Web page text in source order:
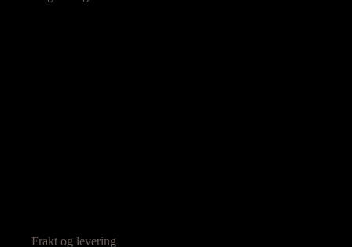
Frakt og levering